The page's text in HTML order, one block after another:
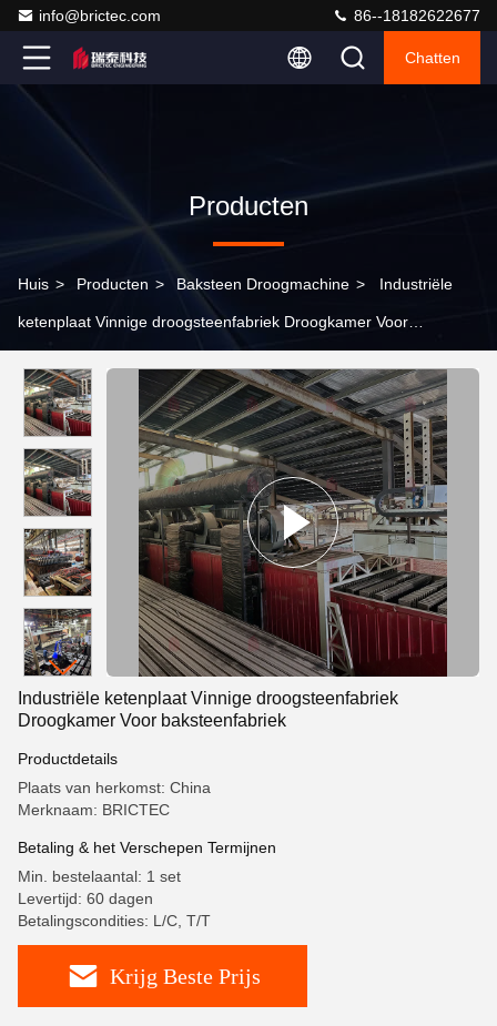
info@brictec.com 86--18182622677
Chatten
Producten
Huis > Producten > Baksteen Droogmachine > Industriële
ketenplaat Vinnige droogsteenfabriek Droogkamer Voor
Industriële ketenplaat Vinnige droogsteenfabriek
Droogkamer Voor baksteenfabriek
Productdetails
Plaats van herkomst: China
Merknaam: BRICTEC
Betaling & het Verschepen Termijnen
Min. bestelaantal: 1 set
Levertijd: 60 dagen
Betalingscondities: L/C, T/T
Krijg Beste Prijs